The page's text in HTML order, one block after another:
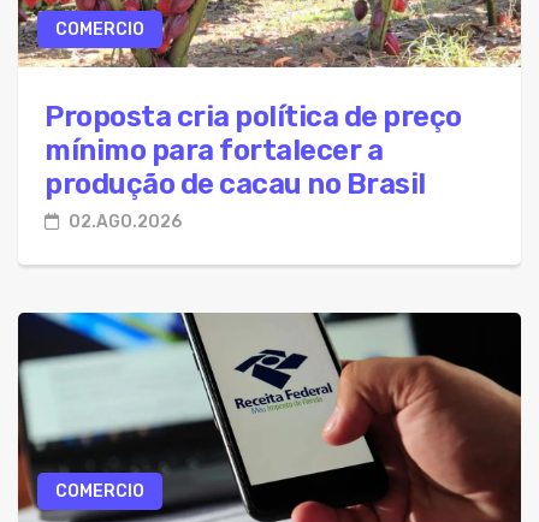
COMERCIO
Proposta cria política de preço
mínimo para fortalecer a
produção de cacau no Brasil
02.AGO.2026
COMERCIO